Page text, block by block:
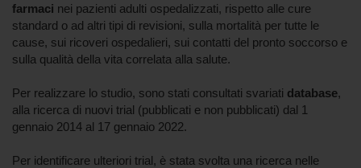
farmaci nei pazienti adulti ospedalizzati, rispetto alle cure
standard o ad altri tipi di revisioni, sulla mortalità per tutte le
cause, sui ricoveri ospedalieri, sui contatti del pronto soccorso e
sulla qualità della vita correlata alla salute.
Per realizzare lo studio, sono stati consultati svariati database,
alla ricerca di nuovi trial (pubblicati e non pubblicati) dal 1
gennaio 2014 al 17 gennaio 2022.
Per identificare ulteriori trial, è stata svolta una ricerca nelle